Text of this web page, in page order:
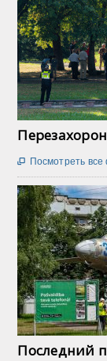
 Посмотреть
Последний